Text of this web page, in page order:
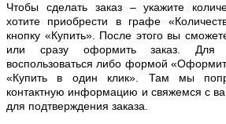
Чтобы сделать заказ – укажите
хотите приобрести в графе
кнопку «Купить». После этого вы
или сразу оформить заказ. Для
воспользоваться либо формой
«Купить в один клик». Там мы
контактную информацию и свяжемся с
для подтверждения заказа.